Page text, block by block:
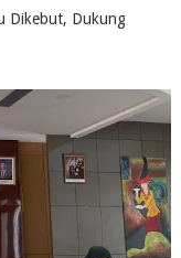
Dikebut, Dukung